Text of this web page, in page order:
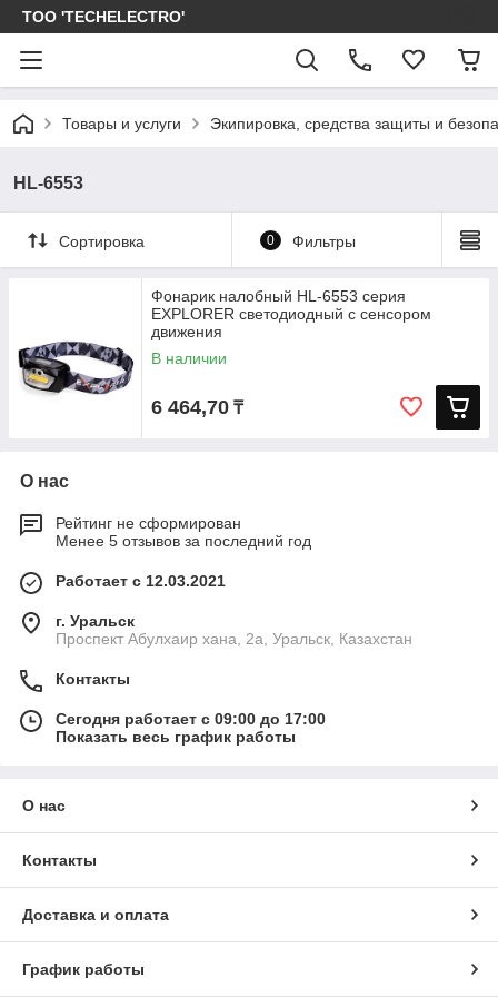
ТОО 'TECHELECTRO'
Товары и услуги Экипировка, средства защиты и
HL-6553
Сортировка 0 Фильтры
Фонарик налобный HL-6553 серия
EXPLORER светодиодный с сенсором
движения
В наличии
6 464,70 ₸
О нас
Рейтинг не сформирован
Менее 5 отзывов за последний год
Работает с 12.03.2021
г. Уральск
Проспект Абулхаир хана, 2а, Уральск, Казахстан
Контакты
Сегодня работает с 09:00 до 17:00
Показать весь график работы
О нас
Контакты
Доставка и оплата
График работы